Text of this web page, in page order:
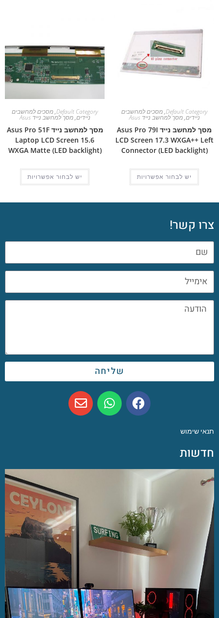
Default Category
,מסכים למחשבים
ניידים,מסך למחשב נייד Asus
מסך למחשב נייד Asus Pro 79I
LCD Screen 17.3 WXGA++ Left
Connector (LED backlight)
יש לבחור אפשרויות
Default Category
,מסכים למחשבים
ניידים,מסך למחשב נייד Asus
מסך למחשב נייד Asus Pro 51F
Laptop LCD Screen 15.6
WXGA Matte (LED backlight)
יש לבחור אפשרויות
צרו קשר!
שליחה
תנאי שימוש
חדשות